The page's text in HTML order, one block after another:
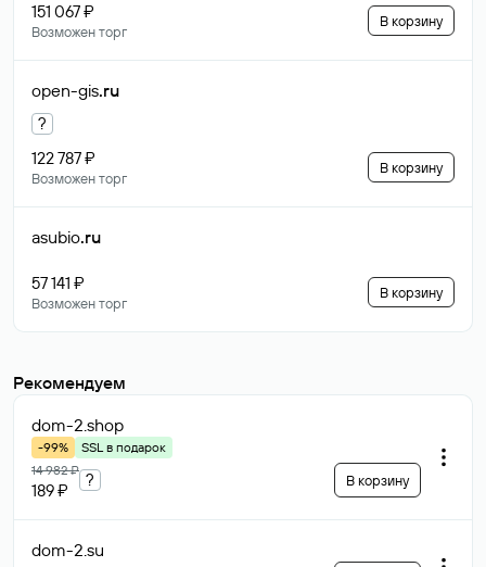
151 067 ₽
Возможен торг
В корзину
open-gis.ru
?
122 787 ₽
Возможен торг
В корзину
asubio.ru
57 141 ₽
Возможен торг
В корзину
Рекомендуем
dom-2.shop
-99%
SSL в подарок
14 982 ₽
189 ₽
? В корзину
dom-2.su